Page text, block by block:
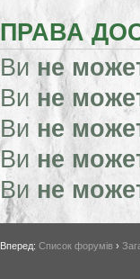
ПРАВА
Ви не
Ви не
Ви не
Вине
Ви не
Вперед: Список форумів ›